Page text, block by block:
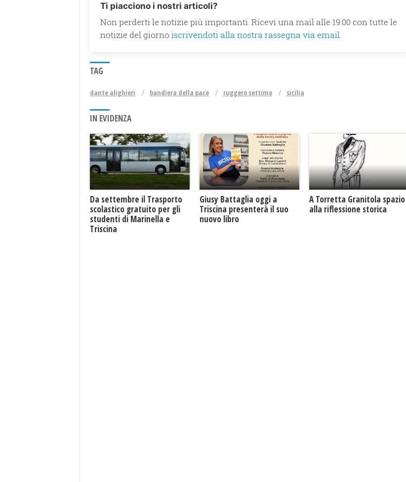
Ti piacciono i nostri articoli?
Non perderti le notizie più importanti. Ricevi una mail alle 19.00 con tutte le
notizie del giorno iscrivendoti alla nostra rassegna via email.
TAG
dante alighieri bandiera della pace ruggero settimo sicilia
IN EVIDENZA
Da settembre il Trasporto
scolastico gratuito per gli
studenti di Marinella e
Triscina
Giusy Battaglia oggi a
Triscina presenterà il suo
nuovo libro
​A Torretta Granitola spazio
alla riflessione storica